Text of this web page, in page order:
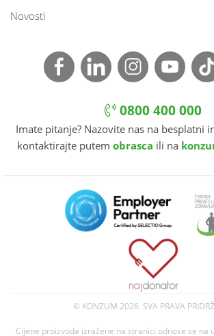
Novosti
0800 400 000
Imate pitanje? Nazovite nas na besplatni
kontaktirajte putem obrasca ili na
© KONZUM 2026. SVA PRAVA
Cijene proizvoda izražene na stranici odnose se na